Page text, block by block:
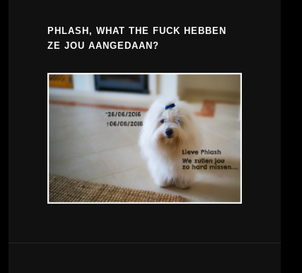
PHLASH, WHAT THE FUCK HEBBEN
ZE JOU AANGEDAAN?